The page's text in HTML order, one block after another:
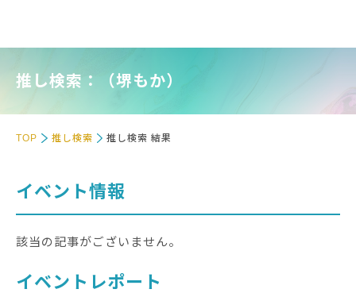
推し検索：（堺もか）
TOP 推し検索 推し検索 結果
イベント情報
該当の記事がございません。
イベントレポート